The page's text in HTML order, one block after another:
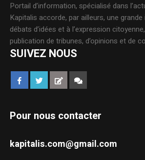
Portail d’information, spécialisé dans
Kapitalis accorde, par ailleurs, une
débats d’idées et à l’expression
publication de tribunes, d’opinions et de
SUIVEZ NOUS
Pour nous contacter
kapitalis.com@gmail.com